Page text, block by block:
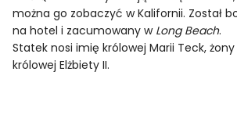
można go zobaczyć w Kalifornii. Został
na hotel i zacumowany w Long Beach.
Statek nosi imię królowej Marii Teck,
królowej Elżbiety II.